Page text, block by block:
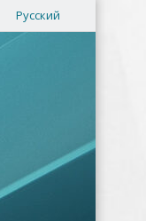
Русский